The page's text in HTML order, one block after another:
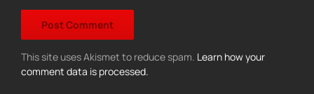
This site uses Akismet to reduce spam. Learn how your
comment data is processed.